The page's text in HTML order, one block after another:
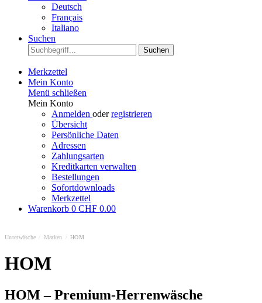
Deutsch
Français
Italiano
Suchen
Suchen
Merkzettel
Mein Konto
Menü schließen
Mein Konto
Anmelden oderregistrieren
Übersicht
Persönliche Daten
Adressen
Zahlungsarten
Kreditkarten verwalten
Bestellungen
Sofortdownloads
Merkzettel
Warenkorb 0 CHF 0.00
Unterwäsche Marken HOM
HOM
HOM – Premium-Herrenwäsche